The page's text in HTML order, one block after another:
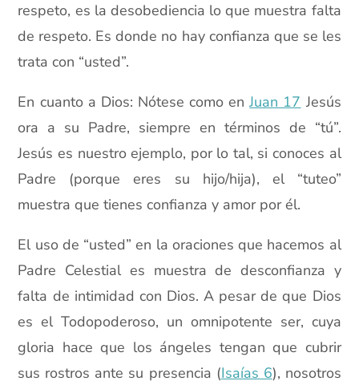
respeto, es la desobediencia lo que muestra falta
de respeto. Es donde no hay confianza que se les
trata con “usted”.
En cuanto a Dios: Nótese como enJuan 17 Jesús
ora a su Padre, siempre en términos de “tú”.
Jesús es nuestro ejemplo, por lo tal, si conoces al
Padre (porque eres su hijo/hija), el “tuteo”
muestra que tienes confianza y amor por él.
El uso de “usted” en la oraciones que hacemos al
Padre Celestial es muestra de desconfianza y
falta de intimidad con Dios. A pesar de que Dios
es el Todopoderoso, un omnipotente ser, cuya
gloria hace que los ángeles tengan que cubrir
sus rostros ante su presencia (Isaías 6), nosotros